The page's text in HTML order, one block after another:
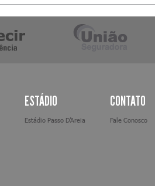
ESTÁDIO
Estádio Passo D’Areia
CONTATO
Fale Conosco